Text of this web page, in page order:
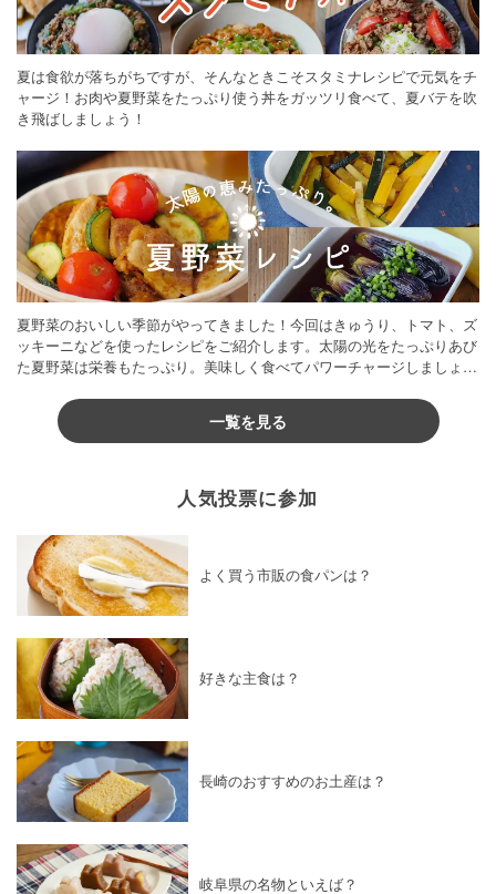
夏は食欲が落ちがちですが、そんなときこそスタミナレシピで元気をチ
ャージ！お肉や夏野菜をたっぷり使う丼をガッツリ食べて、夏バテを吹
き飛ばしましょう！
夏野菜のおいしい季節がやってきました！今回はきゅうり、トマト、ズ
ッキーニなどを使ったレシピをご紹介します。太陽の光をたっぷりあび
た夏野菜は栄養もたっぷり。美味しく食べてパワーチャージしましょう
一覧を見る
人気投票に参加
よく買う市販の食パンは？
好きな主食は？
長崎のおすすめのお土産は？
岐阜県の名物といえば？